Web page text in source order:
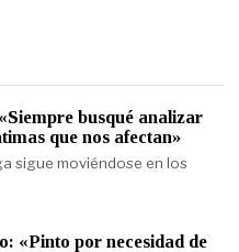
busqué analizar
que nos afectan»
sigue moviéndose en los
«Pinto por necesidad de